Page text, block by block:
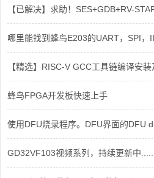
【已解决】求助！SES+GDB+RV-
哪里能找到蜂鸟E203的UART，SPI，
【精选】RISC-V GCC工具链编译安
蜂鸟FPGA开发板快速上手
使用DFU烧录程序。DFU界面的DFU
GD32VF103视频系列，持续更新中......